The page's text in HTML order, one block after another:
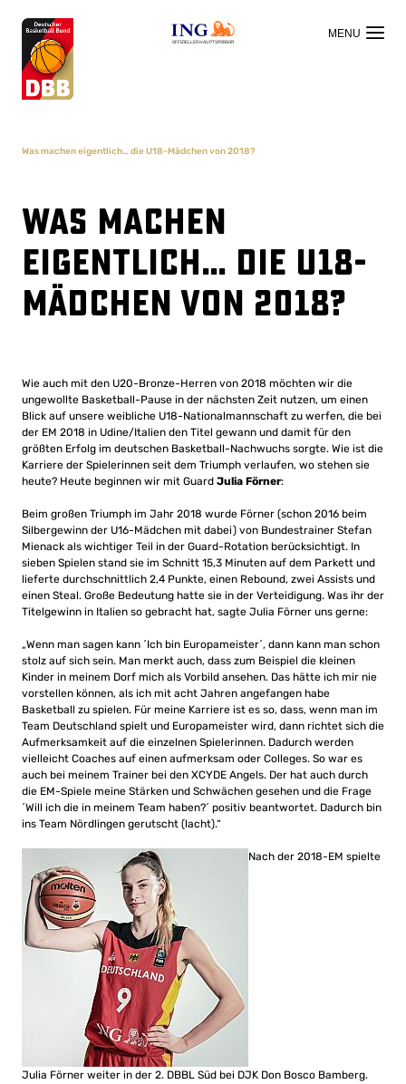
OFFIZIELLER HAUPTSPONSOR
Was machen eigentlich… die U18-Mädchen von 2018?
Was machen
eigentlich… die U18-
Mädchen von 2018?
Wie auch mit den U20-Bronze-Herren von 2018 möchten wir die
ungewollte Basketball-Pause in der nächsten Zeit nutzen, um einen
Blick auf unsere weibliche U18-Nationalmannschaft zu werfen, die bei
der EM 2018 in Udine/Italien den Titel gewann und damit für den
größten Erfolg im deutschen Basketball-Nachwuchs sorgte. Wie ist die
Karriere der Spielerinnen seit dem Triumph verlaufen, wo stehen sie
heute? Heute beginnen wir mit Guard Julia Förner:
Beim großen Triumph im Jahr 2018 wurde Förner (schon 2016 beim
Silbergewinn der U16-Mädchen mit dabei) von Bundestrainer Stefan
Mienack als wichtiger Teil in der Guard-Rotation berücksichtigt. In
sieben Spielen stand sie im Schnitt 15,3 Minuten auf dem Parkett und
lieferte durchschnittlich 2,4 Punkte, einen Rebound, zwei Assists und
einen Steal. Große Bedeutung hatte sie in der Verteidigung. Was ihr der
Titelgewinn in Italien so gebracht hat, sagte Julia Förner uns gerne:
„Wenn man sagen kann ´Ich bin Europameister´, dann kann man schon
stolz auf sich sein. Man merkt auch, dass zum Beispiel die kleinen
Kinder in meinem Dorf mich als Vorbild ansehen. Das hätte ich mir nie
vorstellen können, als ich mit acht Jahren angefangen habe
Basketball zu spielen. Für meine Karriere ist es so, dass, wenn man im
Team Deutschland spielt und Europameister wird, dann richtet sich die
Aufmerksamkeit auf die einzelnen Spielerinnen. Dadurch werden
vielleicht Coaches auf einen aufmerksam oder Colleges. So war es
auch bei meinem Trainer bei den XCYDE Angels. Der hat auch durch
die EM-Spiele meine Stärken und Schwächen gesehen und die Frage
´Will ich die in meinem Team haben?´ positiv beantwortet. Dadurch bin
ins Team Nördlingen gerutscht (lacht).“
Nach der 2018-EM spielte
Julia Förner weiter in der 2. DBBL Süd bei DJK Don Bosco Bamberg.